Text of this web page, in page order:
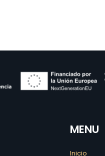
MENU
Inicio